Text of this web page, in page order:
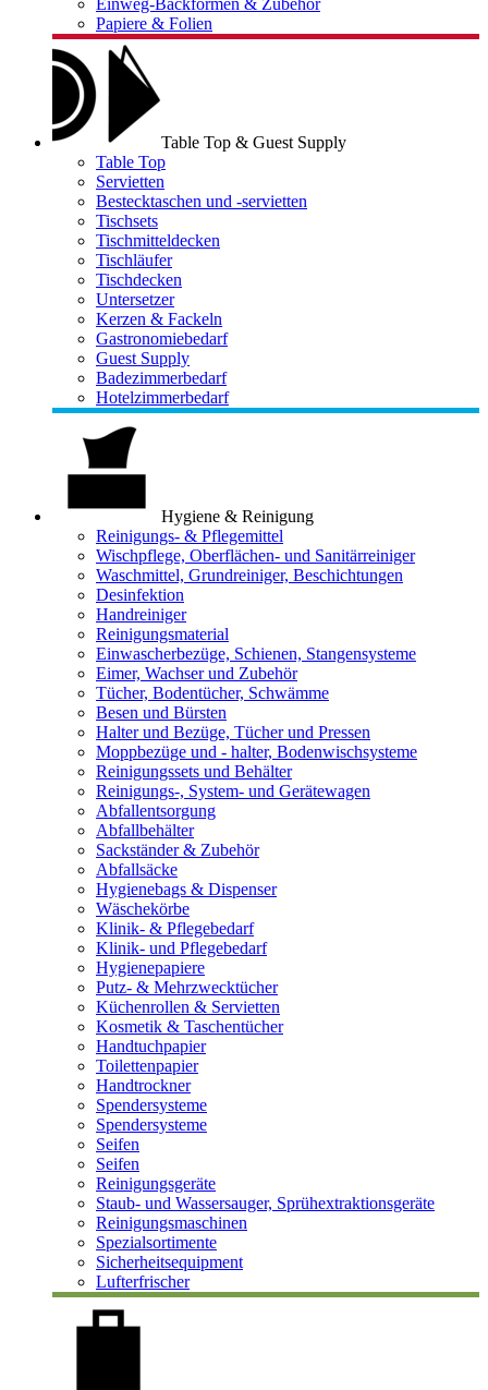
Einweg-Backformen & Zubehör
Papiere & Folien
Table Top & Guest Supply
Table Top
Servietten
Bestecktaschen und -servietten
Tischsets
Tischmitteldecken
Tischläufer
Tischdecken
Untersetzer
Kerzen & Fackeln
Gastronomiebedarf
Guest Supply
Badezimmerbedarf
Hotelzimmerbedarf
Hygiene & Reinigung
Reinigungs- & Pflegemittel
Wischpflege, Oberflächen- und Sanitärreiniger
Waschmittel, Grundreiniger, Beschichtungen
Desinfektion
Handreiniger
Reinigungsmaterial
Einwascherbezüge, Schienen, Stangensysteme
Eimer, Wachser und Zubehör
Tücher, Bodentücher, Schwämme
Besen und Bürsten
Halter und Bezüge, Tücher und Pressen
Moppbezüge und - halter, Bodenwischsysteme
Reinigungssets und Behälter
Reinigungs-, System- und Gerätewagen
Abfallentsorgung
Abfallbehälter
Sackständer & Zubehör
Abfallsäcke
Hygienebags & Dispenser
Wäschekörbe
Klinik- & Pflegebedarf
Klinik- und Pflegebedarf
Hygienepapiere
Putz- & Mehrzwecktücher
Küchenrollen & Servietten
Kosmetik & Taschentücher
Handtuchpapier
Toilettenpapier
Handtrockner
Spendersysteme
Spendersysteme
Seifen
Seifen
Reinigungsgeräte
Staub- und Wassersauger, Sprühextraktionsgeräte
Reinigungsmaschinen
Spezialsortimente
Sicherheitsequipment
Lufterfrischer